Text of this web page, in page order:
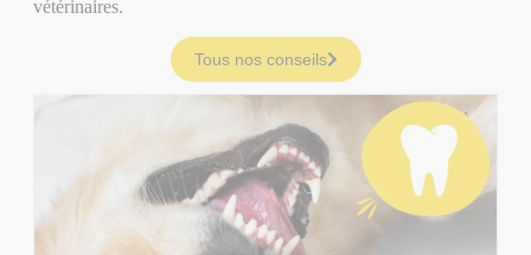
vétérinaires.
Tous nos conseils